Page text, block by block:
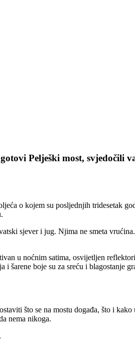
Pelješki most,
o kojem su posljednjih tridesetak
sjever i jug. Njima ne smeta
u noćnim satima, osvijetljen
boje su za sreću i blagostanje
što se na mostu događa, što i
nema nikoga.